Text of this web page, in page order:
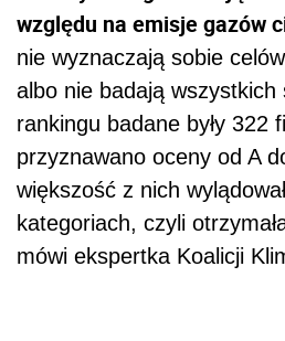
względu na emisje gazów
nie wyznaczają sobie
albo nie badają wszystkich
rankingu badane były 322
przyznawano oceny od A
większość z nich
kategoriach, czyli
mówi ekspertka Koalicji